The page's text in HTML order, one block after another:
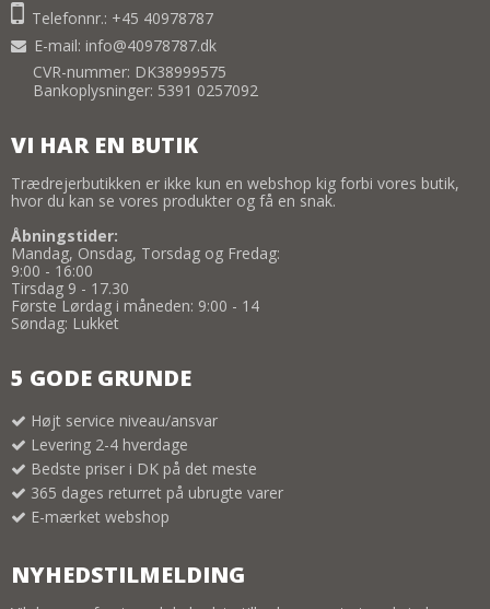
Telefonnr.: +45 40978787
E-mail: info@40978787.dk
CVR-nummer: DK38999575
Bankoplysninger: 5391 0257092
VI HAR EN BUTIK
Trædrejerbutikken er ikke kun en webshop kig forbi vores butik,
hvor du kan se vores produkter og få en snak.
Åbningstider:
Mandag, Onsdag, Torsdag og Fredag:
9:00 - 16:00
Tirsdag 9 - 17.30
Første Lørdag i måneden: 9:00 - 14
Søndag: Lukket
5 GODE GRUNDE
Højt service niveau/ansvar
Levering 2-4 hverdage
Bedste priser i DK på det meste
365 dages returret på ubrugte varer
E-mærket webshop
NYHEDSTILMELDING